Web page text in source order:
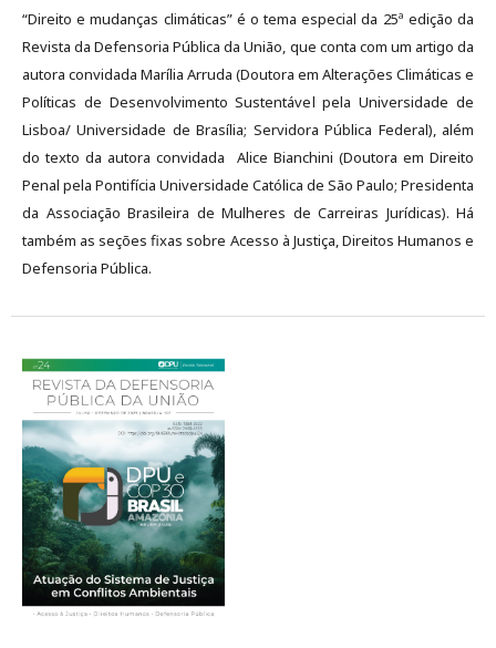
“Direito e mudanças climáticas” é o tema especial da 25ª edição da
Revista da Defensoria Pública da União, que conta com um artigo da
autora convidada Marília Arruda (Doutora em Alterações Climáticas e
Políticas de Desenvolvimento Sustentável pela Universidade de
Lisboa/ Universidade de Brasília; Servidora Pública Federal), além
do texto da autora convidada Alice Bianchini (Doutora em Direito
Penal pela Pontifícia Universidade Católica de São Paulo; Presidenta
da Associação Brasileira de Mulheres de Carreiras Jurídicas). Há
também as seções fixas sobre Acesso à Justiça, Direitos Humanos e
Defensoria Pública.